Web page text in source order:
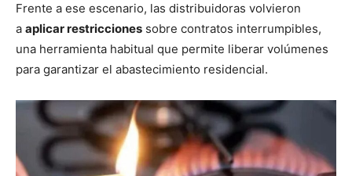
Frente a ese escenario, las distribuidoras volvieron
a aplicar restricciones sobre contratos interrumpibles,
una herramienta habitual que permite liberar volúmenes
para garantizar el abastecimiento residencial.